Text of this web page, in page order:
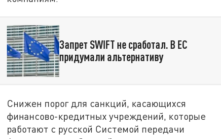
Запрет SWIFT не сработал. В ЕС
придумали альтернативу
Снижен порог для санкций, касающихся
финансово-кредитных учреждений, которые
работают с русской Системой передачи